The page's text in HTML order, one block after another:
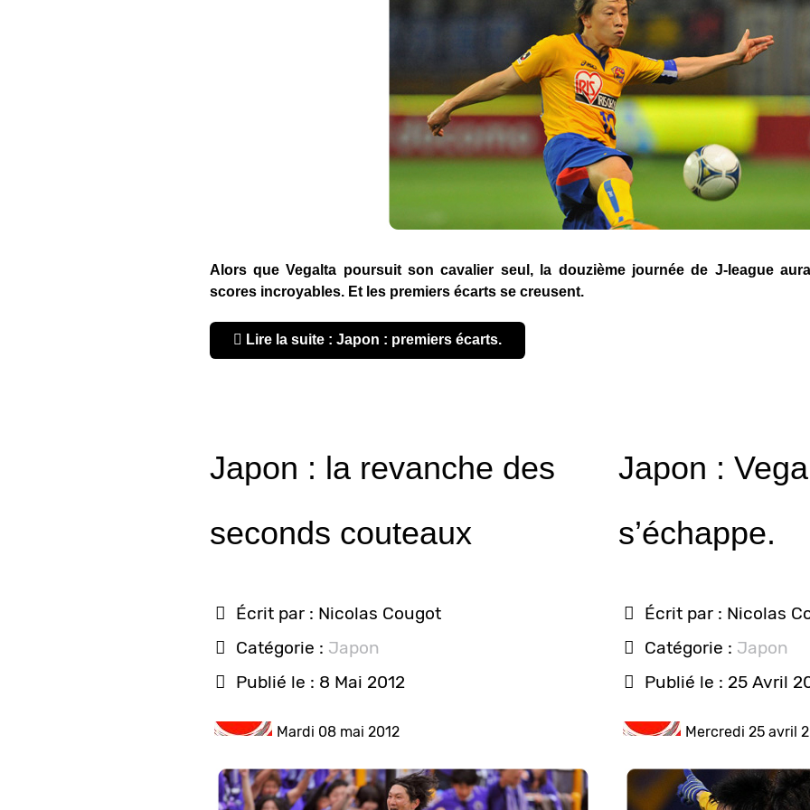
Alors que Vegalta poursuit son cavalier seul, la douzième journée de J-league
scores incroyables. Et les premiers écarts se creusent.
Lire la suite : Japon : premiers écarts.
Japon : la revanche des
seconds couteaux
Écrit par : Nicolas Cougot
Catégorie : Japon
Publié le : 8 Mai 2012
Mardi 08 mai 2012
Japon :
s’échappe.
Écrit par : Nicolas
Catégorie : Japon
Publié le : 25 Avril
Mercredi 25 avril